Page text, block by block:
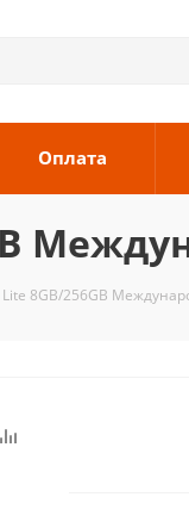
Оплата
8GB/256GB